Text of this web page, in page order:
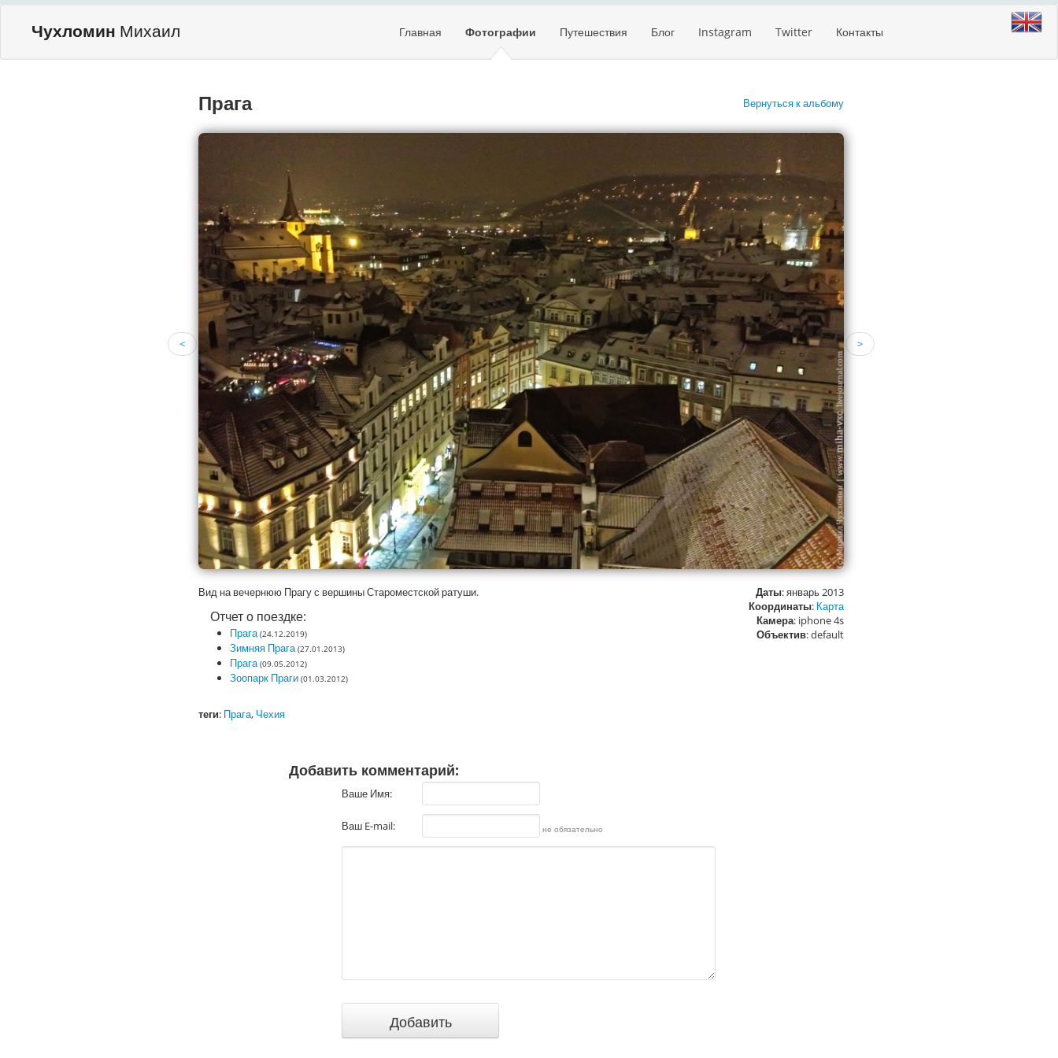
Чухломин Михаил Главная Фотографии Путешествия Блог Instagram Twitter Контакты
Прага Вернуться к альбому
< >
Вид на вечернюю Прагу с вершины Староместской ратуши.
Отчет о поездке:
Прага (24.12.2019)
Зимняя Прага (27.01.2013)
Прага (09.05.2012)
Зоопарк Праги (01.03.2012)
теги: Прага, Чехия
Даты: январь 2013
Координаты: Карта
Камера: iphone 4s
Объектив: default
Добавить комментарий:
Ваше Имя:
Ваш E-mail: не обязательно